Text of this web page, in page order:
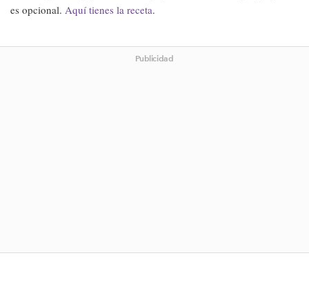
es opcional. Aquí tienes la receta.
Publicidad